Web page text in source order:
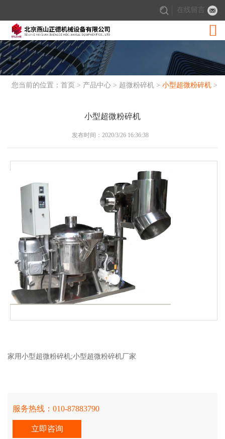
在线留言

您当前的位置： 首页 > 产品中心 > 超微粉碎机 > 小型超微粉碎机 >
小型超微粉碎机
发布时间：2020/3/26 16:36:38
家用小型超微粉碎机;小型超微粉碎机厂家
服务热线： 010-87883790
立即咨询